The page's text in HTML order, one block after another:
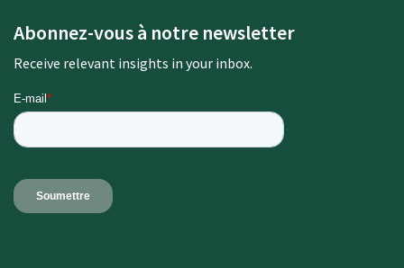
Abonnez-vous à notre newsletter
Receive relevant insights in your inbox.